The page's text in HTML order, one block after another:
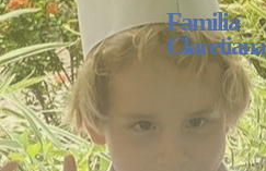
Familia
Claretiana